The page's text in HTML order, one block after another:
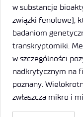
w substancje
związki fenolowe),
badaniom
transkryptomiki.
w szczególności
nadkrytycznym na
poznany.
zwłaszcza mikro i